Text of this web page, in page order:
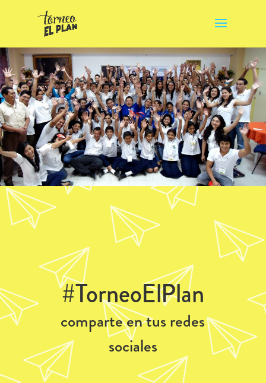
#TorneoElPlan
comparte en tus redes
sociales